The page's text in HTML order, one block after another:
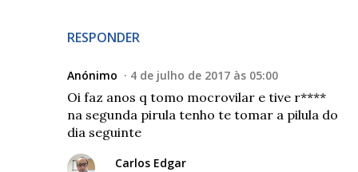
RESPONDER
Anónimo 4 de julho de 2017 às 05:00
Oi faz anos q tomo mocrovilar e tive r****
na segunda pirula tenho te tomar a pilula do
dia seguinte
Carlos Edgar